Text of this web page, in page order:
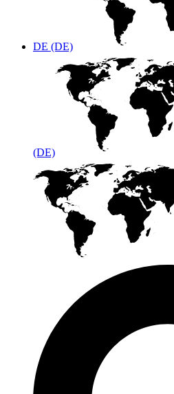
DE (DE)
(DE)